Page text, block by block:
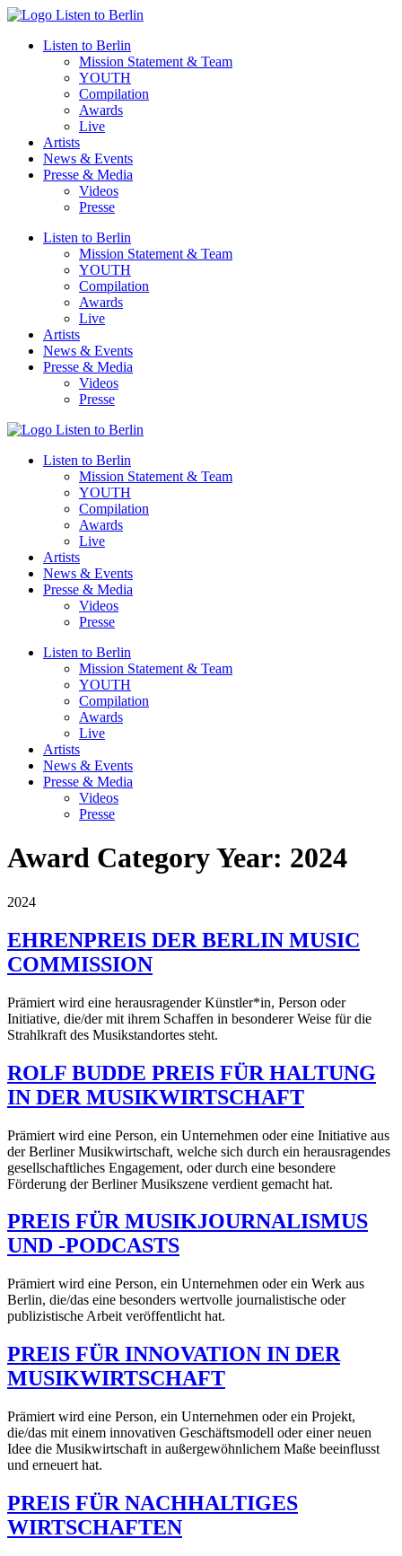
Zum
wechselnListen to Berlin
Mission Statement & Team
YOUTH
Compilation
Awards
Live
Artists
News & Events
Presse & Media
Videos
Presse
Listen to Berlin
Mission Statement & Team
YOUTH
Compilation
Awards
Live
Artists
News & Events
Presse & Media
Videos
Presse
Listen to Berlin
Mission Statement & Team
YOUTH
Compilation
Awards
Live
Artists
News & Events
Presse & Media
Videos
Presse
Listen to Berlin
Mission Statement & Team
YOUTH
Compilation
Awards
Live
Artists
News & Events
Presse & Media
Videos
Presse
Award Category Year: 2024
2024
EHRENPREIS DER BERLIN MUSIC
COMMISSION
Prämiert wird eine herausragender Künstler*in, Person oder
Initiative, die/der mit ihrem Schaffen in besonderer Weise für die
Strahlkraft des Musikstandortes steht.
ROLF BUDDE PREIS FÜR HALTUNG
IN DER MUSIKWIRTSCHAFT
Prämiert wird eine Person, ein Unternehmen oder eine Initiative aus
der Berliner Musikwirtschaft, welche sich durch ein herausragendes
gesellschaftliches Engagement, oder durch eine besondere
Förderung der Berliner Musikszene verdient gemacht hat.
PREIS FÜR MUSIKJOURNALISMUS
UND -PODCASTS
Prämiert wird eine Person, ein Unternehmen oder ein Werk aus
Berlin, die/das eine besonders wertvolle journalistische oder
publizistische Arbeit veröffentlicht hat.
PREIS FÜR INNOVATION IN DER
MUSIKWIRTSCHAFT
Prämiert wird eine Person, ein Unternehmen oder ein Projekt,
die/das mit einem innovativen Geschäftsmodell oder einer neuen
Idee die Musikwirtschaft in außergewöhnlichem Maße beeinflusst
und erneuert hat.
PREIS FÜR NACHHALTIGES
WIRTSCHAFTEN